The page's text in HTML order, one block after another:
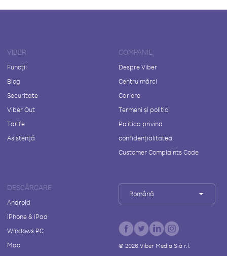
VIBER
Funcții
Blog
Securitate
Viber Out
Tarife
Asistență
COMPANIE
Despre Viber
Centru mărci
Cariere
Termeni și politici
Politica privind
confidențialitatea
Customer Complaints Code
DESCĂRCARE
Android
iPhone & iPad
Windows PC
Mac
Română
© 2026Viber Media S.à r.l.